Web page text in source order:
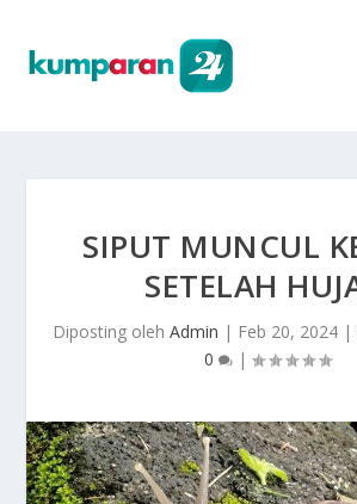
SIPUT MUNCUL
SETELAH
Diposting oleh Admin | Feb 20, 2024|
0
|